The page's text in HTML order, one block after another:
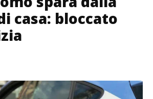
casa: bloccato